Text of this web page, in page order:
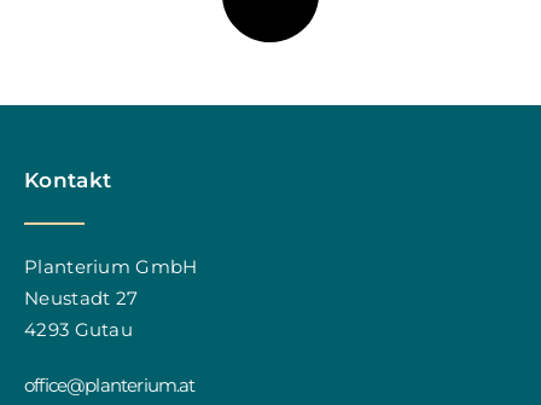
Kontakt
Planterium GmbH
Neustadt 27
4293 Gutau
office@planterium.at